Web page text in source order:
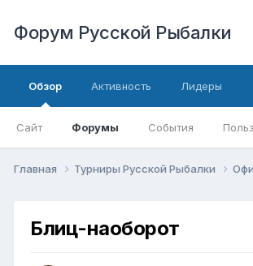
Форум Русской Рыбалки
Обзор
Сайт Форумы События
Активность Лидеры
Главная Турниры Русской Рыбалки
Блиц-наоборот